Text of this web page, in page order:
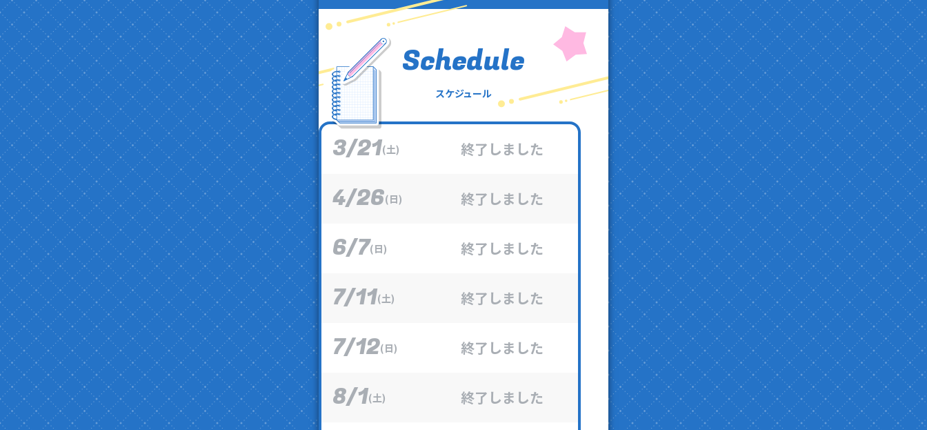
Schedule
スケジュール
3/21(土) 終了しました
4/26(日) 終了しました
6/7(日) 終了しました
7/11(土) 終了しました
7/12(日) 終了しました
8/1(土) 終了しました